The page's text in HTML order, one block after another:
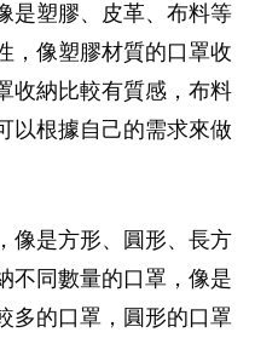
是塑膠、皮革、布料等
，像塑膠材質的口罩收
收納比較有質感，布料
以根據自己的需求來做
像是方形、圓形、長方
不同數量的口罩，像是
多的口罩，圓形的口罩